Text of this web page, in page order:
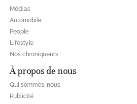
Médias
Automobile
People
Lifestyle
Nos chroniqueurs
À propos de nous
Qui sommes-nous
Publicité